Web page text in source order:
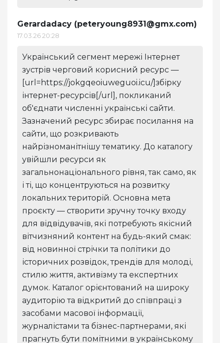
Gerardadacy (peteryoung8931@gmx.com)
17.03.26 20:28
Український сегмент мережі Інтернет
зустрів черговий корисний ресурс —
[url=https://jokgqeoiuweguoi.icu/]збірку
інтернет-ресурсів[/url], покликаний
об'єднати численні українські сайти.
Зазначений ресурс збирає посилання на
сайти, що розкривають
найрізноманітнішу тематику. До каталогу
увійшли ресурси як
загальнонаціонального рівня, так само, як
і ті, що концентруються на розвитку
локальних територій. Основна мета
проєкту — створити зручну точку входу
для відвідувачів, які потребують якісний
вітчизняний контент на будь-який смак:
від новинної стрічки та політики до
історичних розвідок, трендів для молоді,
стилю життя, активізму та експертних
думок. Каталог орієнтований на широку
аудиторію та відкритий до співпраці з
засобами масової інформації,
журналістами та бізнес-партнерами, які
прагнуть бути помітними в українському